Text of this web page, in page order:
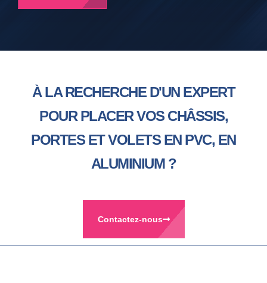
À LA RECHERCHE D'UN EXPERT
POUR PLACER VOS CHÂSSIS,
PORTES ET VOLETS EN PVC, EN
ALUMINIUM ?
Contactez-nous